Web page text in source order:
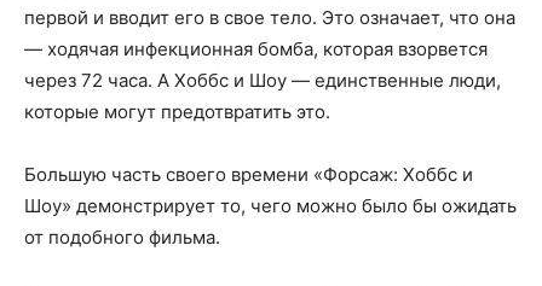
первой и вводит его в свое тело. Это означает, что она
— ходячая инфекционная бомба, которая взорвется
через 72 часа. А Хоббс и Шоу — единственные люди,
которые могут предотвратить это.
Большую часть своего времени «Форсаж: Хоббс и
Шоу» демонстрирует то, чего можно было бы ожидать
от подобного фильма.